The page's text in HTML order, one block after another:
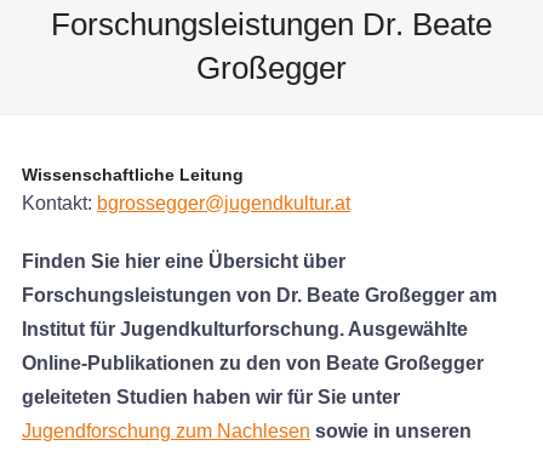
Forschungsleistungen Dr. Beate
Großegger
Wissenschaftliche Leitung
Kontakt: bgrossegger@jugendkultur.at
Finden Sie hier eine Übersicht über
Forschungsleistungen von Dr. Beate Großegger am
Institut für Jugendkulturforschung. Ausgewählte
Online-Publikationen zu den von Beate Großegger
geleiteten Studien haben wir für Sie unter
Jugendforschung zum Nachlesen sowie in unseren